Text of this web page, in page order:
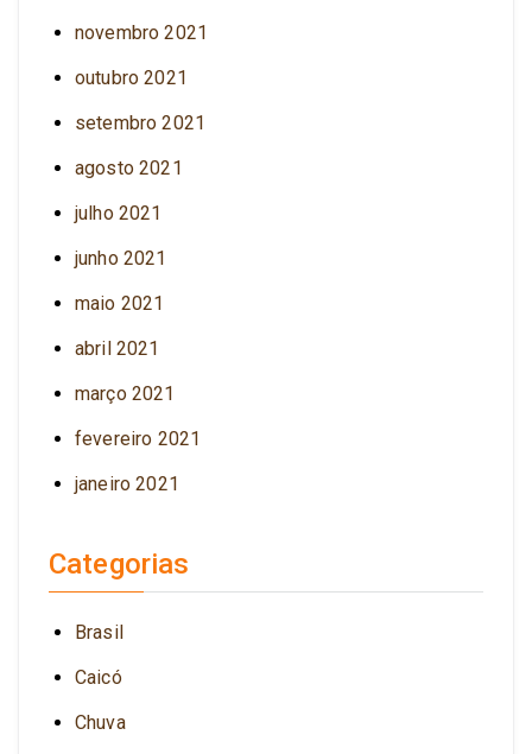
novembro 2021
outubro 2021
setembro 2021
agosto 2021
julho 2021
junho 2021
maio 2021
abril 2021
março 2021
fevereiro 2021
janeiro 2021
Categorias
Brasil
Caicó
Chuva